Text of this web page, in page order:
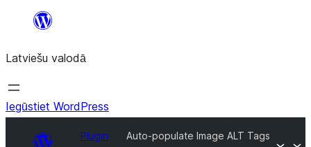
Pāriet
saturu
Latviešu valodā
Iegūstiet WordPress
Plugin
Auto-populate Image ALT Tags